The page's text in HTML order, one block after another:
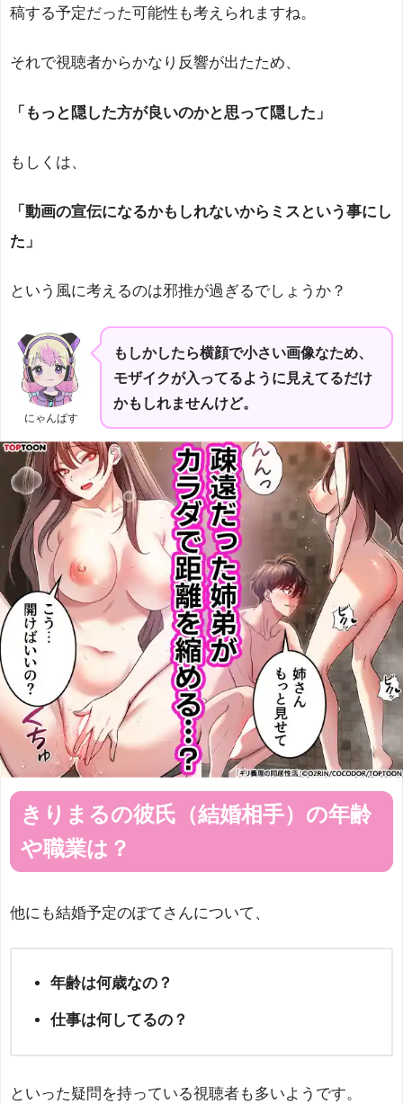
稿する予定だった可能性も考えられますね。
それで視聴者からかなり反響が出たため、
「もっと隠した方が良いのかと思って隠した」
もしくは、
「動画の宣伝になるかもしれないからミスという事にし
た」
という風に考えるのは邪推が過ぎるでしょうか？
にゃんぱす
もしかしたら横顔で小さい画像なため、
モザイクが入ってるように見えてるだけ
かもしれませんけど。
きりまるの彼氏（結婚相手）の年齢
や職業は？
他にも結婚予定のぽてさんについて、
年齢は何歳なの？
仕事は何してるの？
といった疑問を持っている視聴者も多いようです。